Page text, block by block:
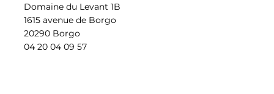
Domaine du Levant 1B
1615 avenue de Borgo
20290 Borgo
04 20 04 09 57